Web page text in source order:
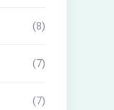
(8)
(7)
(7)